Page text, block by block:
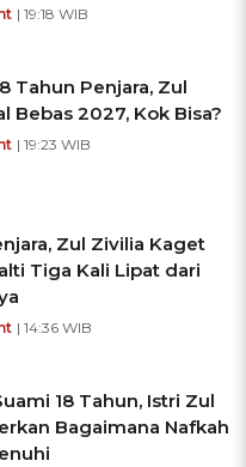
| 19:18 WIB
Tahun Penjara, Zul
Bebas 2027, Kok Bisa?
| 19:23 WIB
Zul Zivilia Kaget
Tiga Kali Lipat dari
| 14:36 WIB
18 Tahun, Istri Zul
Bagaimana Nafkah